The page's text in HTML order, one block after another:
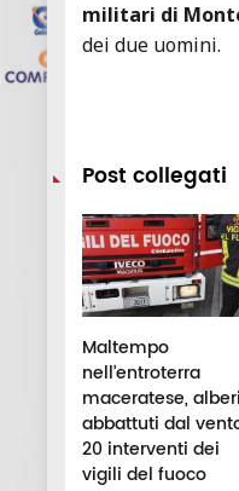
militari di
dei due uomini.
Post collegati
Maltempo
nell’entroterra
maceratese, alberi
abbattuti dal
20 interventi dei
vigili del fuoco